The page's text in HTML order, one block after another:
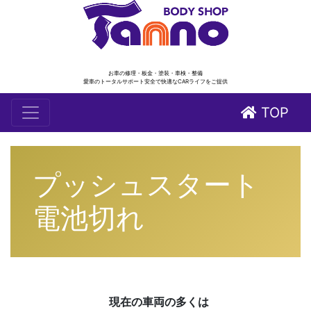
お車の修理・板金・塗装・車検・整備
愛車のトータルサポート安全で快適なCARライフをご提供
TOP
プッシュスタート
電池切れ
現在の車両の多くは